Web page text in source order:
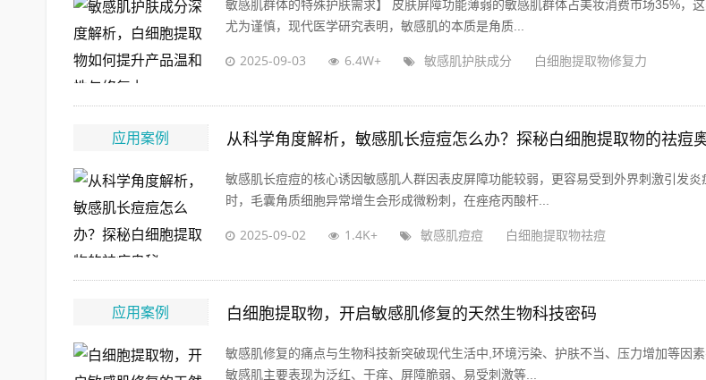
敏感肌群体的特殊护肤需求】 皮肤屏障功能薄弱的敏感肌群体占美妆消费市场35%，
尤为谨慎，现代医学研究表明，敏感肌的本质是角质...
2025-09-03 6.4W+ 敏感肌护肤成分 白细胞提取物修复力
应用案例 从科学角度解析，敏感肌长痘痘怎么办？探秘白细胞提取物的祛痘
敏感肌长痘痘的核心诱因敏感肌人群因表皮屏障功能较弱，更容易受到外界刺激引发
时，毛囊角质细胞异常增生会形成微粉刺，在痤疮丙酸杆...
2025-09-02 1.4K+ 敏感肌痘痘 白细胞提取物祛痘
应用案例 白细胞提取物，开启敏感肌修复的天然生物科技密码
敏感肌修复的痛点与生物科技新突破现代生活中,环境污染、护肤不当、压力增加等因素
敏感肌主要表现为泛红、干痒、屏障脆弱、易受刺激等...